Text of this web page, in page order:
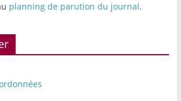
planning de parution du journal.